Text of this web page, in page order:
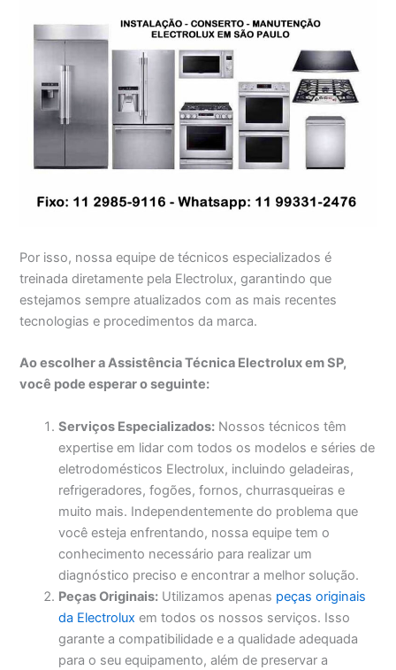
Por isso, nossa equipe de técnicos especializados é
treinada diretamente pela Electrolux, garantindo que
estejamos sempre atualizados com as mais recentes
tecnologias e procedimentos da marca.
Ao escolher a Assistência Técnica Electrolux em SP,
você pode esperar o seguinte:
Serviços Especializados: Nossos técnicos têm
expertise em lidar com todos os modelos e séries de
eletrodomésticos Electrolux, incluindo geladeiras,
refrigeradores, fogões, fornos, churrasqueiras e
muito mais. Independentemente do problema que
você esteja enfrentando, nossa equipe tem o
conhecimento necessário para realizar um
diagnóstico preciso e encontrar a melhor solução.
Peças Originais: Utilizamos apenas peças originais
da Electrolux em todos os nossos serviços. Isso
garante a compatibilidade e a qualidade adequada
para o seu equipamento, além de preservar a